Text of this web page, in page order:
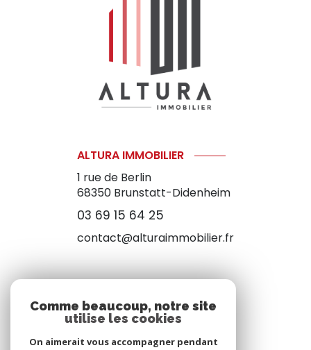
ALTURA IMMOBILIER
1 rue de Berlin
68350 Brunstatt-Didenheim
03 69 15 64 25
contact@alturaimmobilier.fr
NOUS SUIVRE
Comme beaucoup, notre site
utilise les cookies
On aimerait vous accompagner pendant